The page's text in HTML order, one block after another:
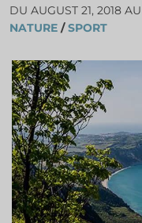
DU AUGUST 21, 2018
NATURE /SPORT